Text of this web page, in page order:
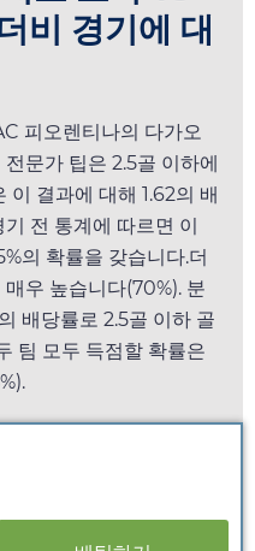
비 경기에 대
피오렌티나의 다가오
문가 팁은 2.5골 이하에
이 결과에 대해 1.62의 배
전 통계에 따르면 이
의 확률을 갖습니다.더
우 높습니다(70%). 분
의 배당률로 2.5골 이하 골
팀 모두 득점할 확률은